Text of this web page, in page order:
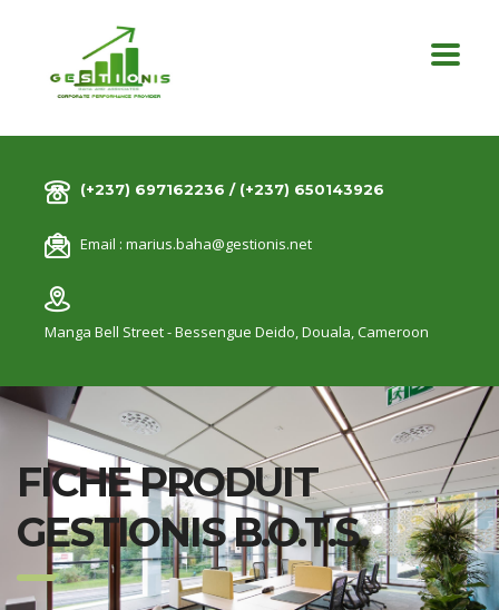
(+237) 697162236 / (+237) 650143926
Email : marius.baha@gestionis.net
Manga Bell Street - Bessengue Deido,Douala, Cameroon
FICHE PRODUIT
GESTIONIS B.O.T.S.